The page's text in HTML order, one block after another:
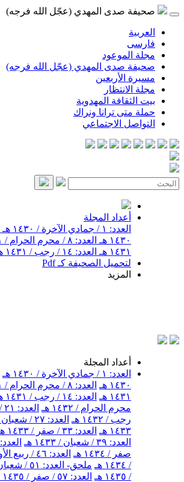
صحيفة صدى المهدي (عجّل الله فرجه)
العربية
فارسی
مجلة الموعود
صحيفة صدى المهدي (عجّل الله فرجه)
مسيرة الأربعين
مجلة الانتظار
بيت الثقافة المهدوية
حملة متى ترانا ونراك
التواصل الاجتماعي
أعداد المجلة
العدد: ١ / جمادي الآخرة / ١٤٣٠ هـ
١٤٣٠ هـ
العدد: ٨ / محرم الحرام / ١٤٣١ هـ
١٤٣١ هـ
العدد: ١٤ / رجب / ١٤٣١ هـ
لتحميل الصحيفة كـ Pdf
المزيد
أعداد المجلة
العدد: ١ / جمادي الآخرة / ١٤٣٠ هـ
١٤٣٠ هـ
العدد: ٨ / محرم الحرام / ١٤٣١ هـ
١٤٣١ هـ
العدد: ١٤ / رجب / ١٤٣١ هـ
محرم الحرام / ١٤٣٢ هـ
العدد: ٢١ / صفر / ١٤٣٢ هـ
رجب / ١٤٣٢ هـ
العدد: ٢٧ / شعبان / ١٤٣٢ هـ
١٤٣٣ هـ
العدد: ٣٣ / صفر / ١٤٣٣ هـ
العدد: ٣٩ / شعبان / ١٤٣٣ هـ
العدد: ٤٠ / رمضان / ١٤٣٣ هـ
صفر / ١٤٣٤ هـ
العدد: ٤٦ / ربيع الأول / ١٤٣٤ هـ
/ ١٤٣٤ هـ
ملحق- العدد: ٥١ / شعبان / ١٤٣٤ هـ
/ ١٤٣٥ هـ
العدد: ٥٧ / صفر / ١٤٣٥ هـ